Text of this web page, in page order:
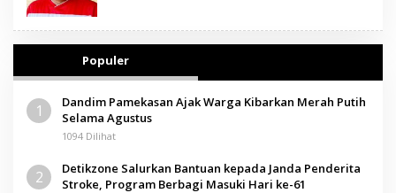
Populer
1
Dandim Pamekasan Ajak Warga Kibarkan Merah Putih
Selama Agustus
1094 Dilihat
2
Detikzone Salurkan Bantuan kepada Janda Penderita
Stroke, Program Berbagi Masuki Hari ke-61